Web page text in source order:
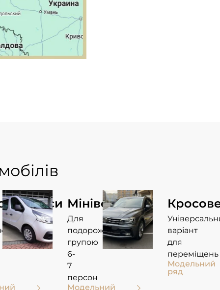
Мінівени
Для
подорожей
групою
6-
7
персон
Модельний
варіант
для
переміщень
Модельний
ряд